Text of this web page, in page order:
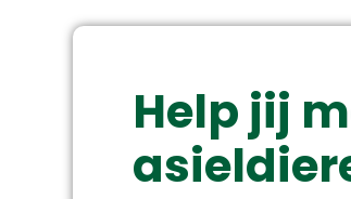
Help jij